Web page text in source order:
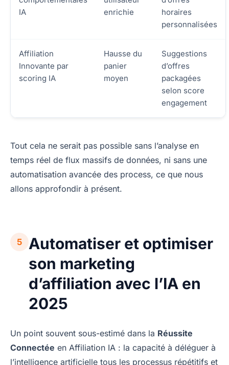
IA
enrichie
horaires
personnalisées
Affiliation
Innovante par
scoring IA
Hausse du
panier
moyen
Suggestions
d’offres
packagées
selon score
engagement
Tout cela ne serait pas possible sans l’analyse en
temps réel de flux massifs de données, ni sans une
automatisation avancée des process, ce que nous
allons approfondir à présent.
5
Automatiser et optimiser
son marketing
d’affiliation avec l’IA en
2025
Un point souvent sous-estimé dans la Réussite
Connectée en Affiliation IA : la capacité à déléguer à
l’intelligence artificielle tous les processus répétitifs et